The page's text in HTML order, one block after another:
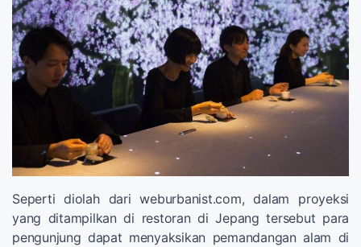
Seperti diolah dari weburbanist.com, dalam proyeksi
yang ditampilkan di restoran di Jepang tersebut para
pengunjung dapat menyaksikan pemandangan alam di